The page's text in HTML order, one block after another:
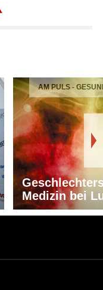
AM PULS -
Medizin bei